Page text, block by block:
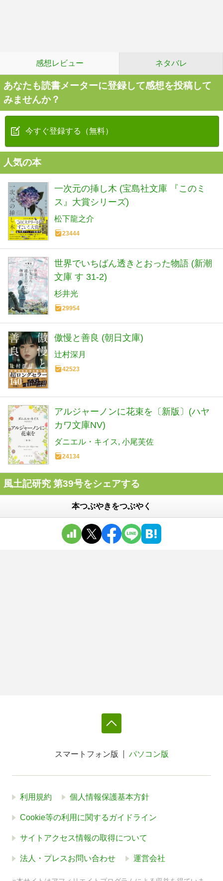
感想レビュー ネタバレ
あなたも読書メーターに登録して感想を投稿して
みませんか？
今すぐ登録する（無料）
人気の本
一次元の挿し木 (宝島社文庫 『このミ
ス』大賞シリーズ)
松下龍之介
23444
世界でいちばん透きとおった物語 (新潮
文庫 す 31-2)
杉井光
29954
傲慢と善良 (朝日文庫)
辻村深月
42523
アルジャーノンに花束を〔新版〕(ハヤ
カワ文庫NV)
ダニエル・キイス 小尾芙佐
24134
風土記研究 第39号をシェアする
本つぶやきをつぶやく
スマートフォン版 パソコン版
利用規約 個人情報保護基本方針
Cookie等の利用に関するガイドライン
サイトアクセス情報の取得について
法人・プレスお問い合わせ 運営会社